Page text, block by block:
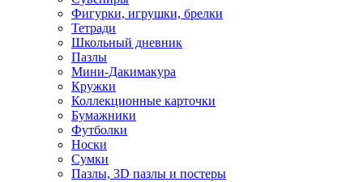
Фигурки, игрушки, брелки
Тетради
Школьный дневник
Пазлы
Мини-Дакимакура
Кружки
Коллекционные карточки
Бумажники
Футболки
Носки
Сумки
Пазлы, 3D пазлы и постеры